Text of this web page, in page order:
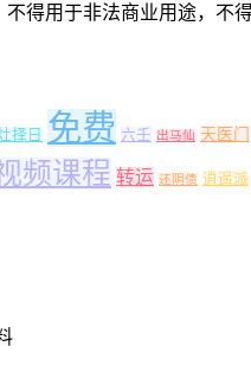
得用于非法商业用途，不
择日 免费 六壬 出马仙 天医门
频课程 转运 还阴债 逍遥派